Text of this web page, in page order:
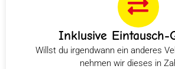
Inklusive Eintausch-
Willst du irgendwann ein anderes
nehmen wir dieses in